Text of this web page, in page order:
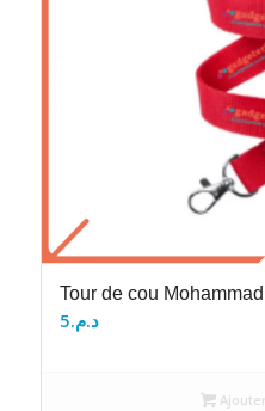
Tour de cou
د.م.5